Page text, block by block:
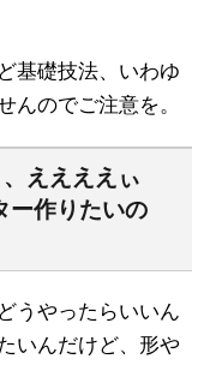
基礎技法、いわゆ
んのでご注意を。
ええええぃ
ー作りたいの
うやったらいいん
いんだけど、形や